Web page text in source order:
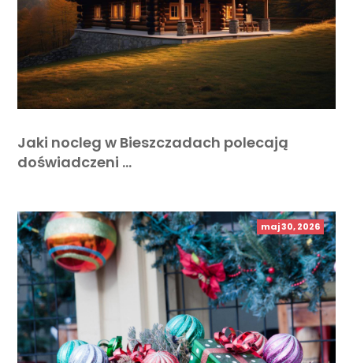
Jaki nocleg w Bieszczadach polecają
doświadczeni …
maj 30, 2026